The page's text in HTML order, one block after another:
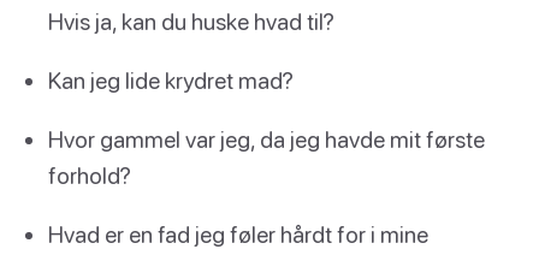
Hvis ja, kan du huske hvad til?
Kan jeg lide krydret mad?
Hvor gammel var jeg, da jeg havde mit første
forhold?
Hvad er en fad jeg føler hårdt for i mine